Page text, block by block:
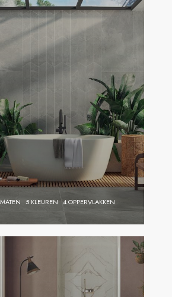
5 KLEUREN 4 OPPERVLAKKEN